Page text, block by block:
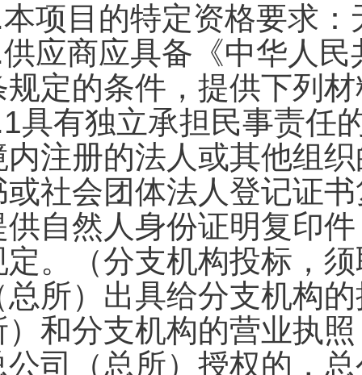
本项目的特定资格要求：
应商应具备《中华人
规定的条件，提供下列
具有独立承担民事责任
内注册的法人或其他组
或社会团体法人登记证
供自然人身份证明复印
定。（分支机构投标，
总所）出具给分支机构
）和分支机构的营业执
公司（总所）授权的，